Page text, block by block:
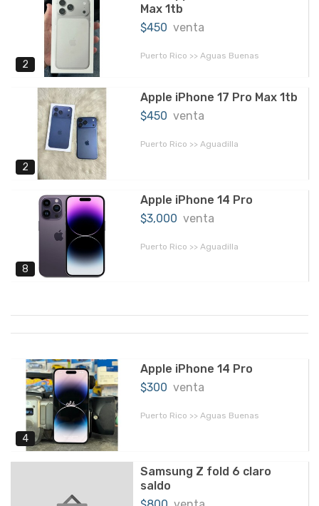
2
Max 1tb
$450 venta
Puerto Rico >> Aguas Buenas
2
Apple iPhone 17 Pro Max 1tb
$450 venta
Puerto Rico >> Aguadilla
8
Apple iPhone 14 Pro
$3,000 venta
Puerto Rico >> Aguadilla
4
Apple iPhone 14 Pro
$300 venta
Puerto Rico >> Aguas Buenas
Samsung Z fold 6 claro
saldo